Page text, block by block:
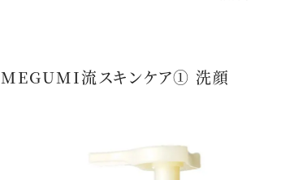
MEGUMI流スキンケア① 洗顔